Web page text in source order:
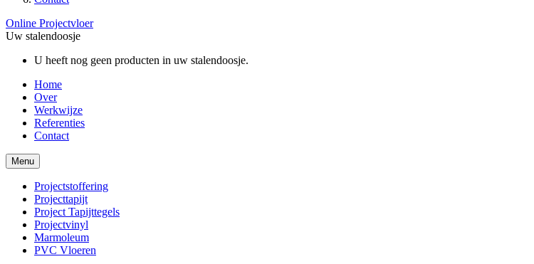
Online Projectvloer
Uw stalendoosje
U heeft nog geen producten in uw stalendoosje.
Home
Over
Werkwijze
Referenties
Contact
Menu
Projectstoffering
Projecttapijt
Project Tapijttegels
Projectvinyl
Marmoleum
PVC Vloeren